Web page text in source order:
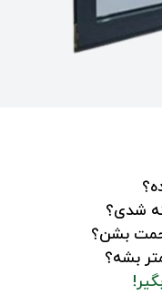
شدی؟
بشن؟
بشه؟